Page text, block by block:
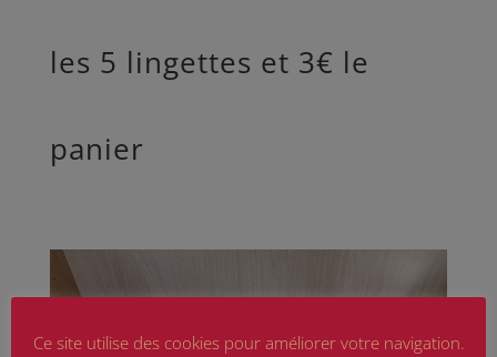
les 5 lingettes et 3€ le
panier
Ce site utilise des cookies pour améliorer votre navigation.